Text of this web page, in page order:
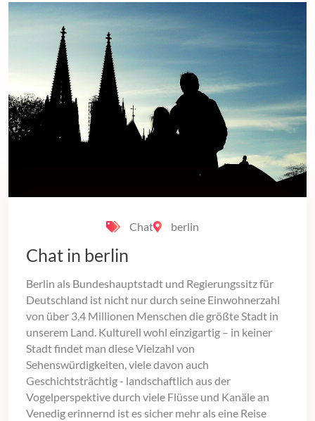
Chat berlin
Chat in berlin
Berlin als Bundeshauptstadt und Regierungssitz für
Deutschland ist nicht nur durch seine Einwohnerzahl
von über 3,4 Millionen Menschen die größte Stadt in
unserem Land. Kulturell wohl einzigartig – in keiner
Stadt findet man diese Vielzahl von
Sehenswürdigkeiten, viele davon auch
Geschichtsträchtig - landschaftlich aus der
Vogelperspektive durch viele Flüsse und Kanäle an
Venedig erinnernd ist es sicher mehr als eine Reise